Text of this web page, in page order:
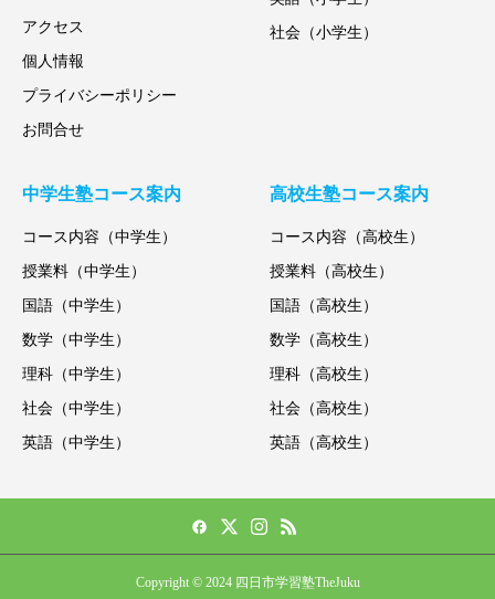
アクセス
個人情報
プライバシーポリシー
お問合せ
社会（小学生）
中学生塾コース案内
コース内容（中学生）
授業料（中学生）
国語（中学生）
数学（中学生）
理科（中学生）
社会（中学生）
英語（中学生）
高校生塾コース案内
コース内容（高校生）
授業料（高校生）
国語（高校生）
数学（高校生）
理科（高校生）
社会（高校生）
英語（高校生）
Copyright © 2024 四日市学習塾TheJuku